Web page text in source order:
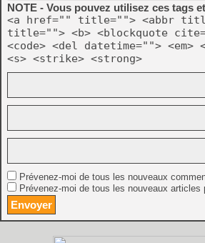
NOTE - Vous pouvez utilisez ces tags
<a href="" title=""> <abbr
title=""> <b> <blockquote
<code> <del datetime="">
<s> <strike> <strong>
Prévenez-moi de tous les nouveaux
Prévenez-moi de tous les nouveaux articles